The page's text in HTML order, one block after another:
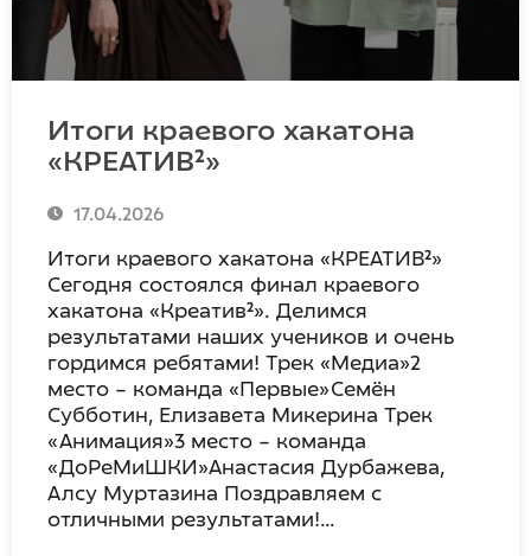
Итоги краевого хакатона
«КРЕАТИВ²»
17.04.2026
Итоги краевого хакатона «КРЕАТИВ²»
Сегодня состоялся финал краевого
хакатона «Креатив²». Делимся
результатами наших учеников и очень
гордимся ребятами! Трек «Медиа»2
место – команда «Первые»Семён
Субботин, Елизавета Микерина Трек
«Анимация»3 место – команда
«ДоРеМиШКИ»Анастасия Дурбажева,
Алсу Муртазина Поздравляем с
отличными результатами!…